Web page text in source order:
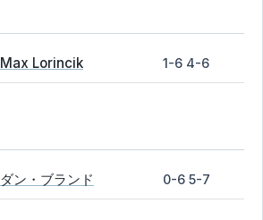
Max Lorincik 1-6 4-6
ダン・ブランド 0-6 5-7